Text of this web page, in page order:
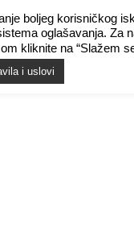
boljeg korisničkog
oglašavanja. Za
kliknite na “Slažem
i uslovi